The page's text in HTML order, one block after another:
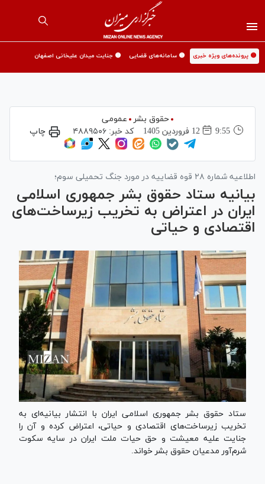
🟡 پرونده‌های ویژه خبری 🟡 سامانه‌های قضایی 🟡 جنایت میدان علیخانی اصفهان
حقوق بشر
عمومی
9:55
12 فروردين 1405 کد خبر:۴۸۸۹۵۰۶ چاپ
اطلاعیه شماره ۲۸ قوه قضاییه در مورد جنگ تحمیلی سوم؛
بیانیه ستاد حقوق بشر جمهوری اسلامی
ایران در اعتراض به تخریب زیرساخت‌های
اقتصادی و حیاتی
ستاد حقوق بشر جمهوری اسلامی ایران با انتشار بیانیه‌ای به
تخریب زیرساخت‌های اقتصادی و حیاتی، اعتراض کرده و آن را
جنایت علیه معیشت و حق حیات ملت ایران در سایه سکوت
شرم‌آور مدعیان حقوق بشر خواند.